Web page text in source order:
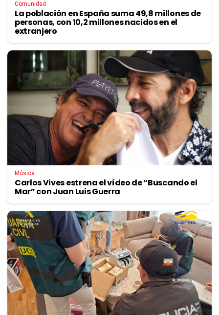
Comunidad
La población en España suma 49,8 millones de
personas, con 10,2 millones nacidos en el
extranjero
Música
Carlos Vives estrena el vídeo de “Buscando el
Mar” con Juan Luis Guerra